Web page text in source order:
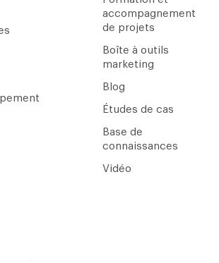
accompagnement
de projets
Boîte à outils
marketing
Blog
Études de cas
Base de
connaissances
Vidéo